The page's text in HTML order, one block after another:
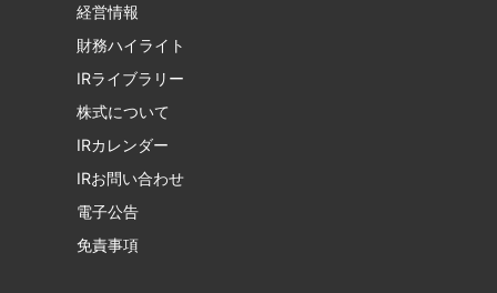
経営情報
財務ハイライト
IRライブラリー
株式について
IRカレンダー
IRお問い合わせ
電子公告
免責事項